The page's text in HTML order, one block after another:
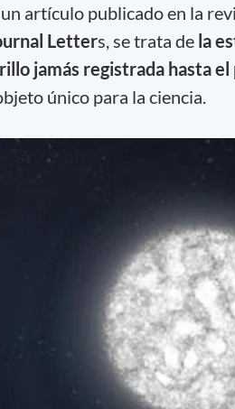
artículo publicado en la
Letters, se trata de la
jamás registrada hasta
único para la ciencia.